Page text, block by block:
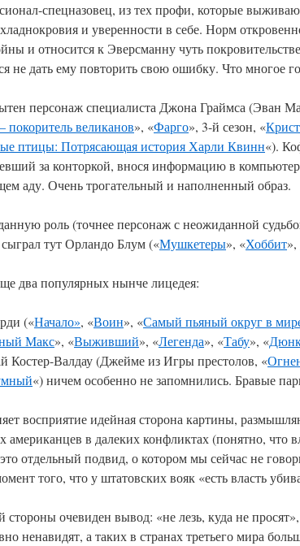
спецназовец, из тех профи, которые
и уверенности в себе. Норм
и относится к Эверсманну чуть
не дать ему повторить свою ошибку. Что многое
персонаж специалиста Джона Граймса (Эван
покоритель великанов», «Фарго», 3-й сезон, «
птицы: Потрясающая история Харли Квинн«).
за конторкой, внося информацию в
аду. Очень трогательный и наполненный образ.
роль (точнее персонаж с неожиданной
тут Орландо Блум («Мушкетеры», «Хоббит»,
два популярных нынче лицедея:
(«Начало», «Воин», «Самый пьяный округ в
Макс», «Выживший», «Легенда», «Табу», «
Костер-Валдау (Джейме из Игры престолов, «
«) ничем особенно не запомнились. Бравые
восприятие идейная сторона картины,
американцев в далеких конфликтах (понятно, что
отдельный подвид, о котором мы сейчас не
того, что у штатовских вояк «есть власть
стороны очевиден вывод: «не лезь, куда не
ненавидят, а таких в странах третьего мира